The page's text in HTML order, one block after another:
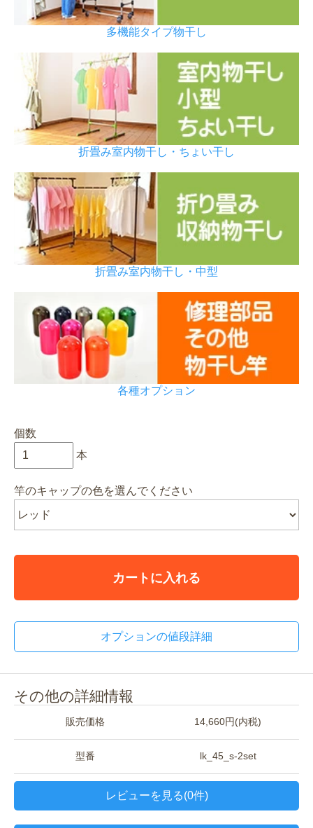
多機能タイプ物干し
折畳み室内物干し・ちょい干し
折畳み室内物干し・中型
各種オプション
個数
本
竿のキャップの色を選んでください
カートに入れる
オプションの値段詳細
その他の詳細情報
販売価格 14,660円(内税)
型番 lk_45_s-2set
レビューを見る(0件)